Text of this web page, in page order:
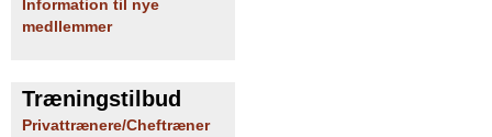
Information til nye
medllemmer
Træningstilbud
Privattrænere/Cheftræner